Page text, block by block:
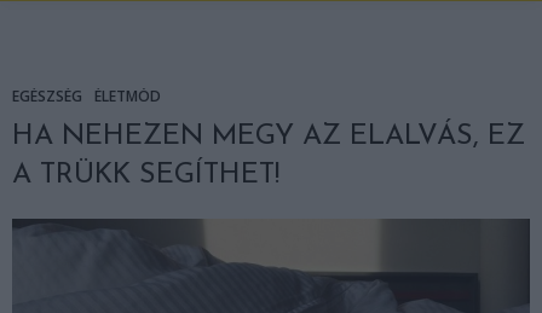
EGÉSZSÉG ÉLETMÓD
HA NEHEZEN MEGY AZ ELALVÁS, EZ
A TRÜKK SEGÍTHET!